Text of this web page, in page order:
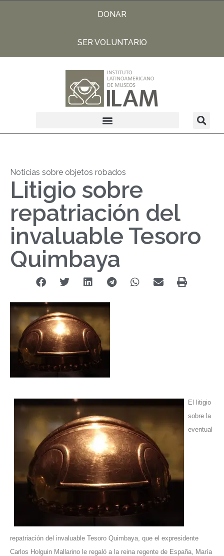
DONAR
SER VOLUNTARIO
Noticias sobre objetos robados
Litigio sobre
repatriación del
invaluable Tesoro
Quimbaya
El litigio
sobre la
eventual
repatriación del invaluable Tesoro Quimbaya, que el expresidente
Carlos Holguin Mallarino le regaló a la reina regente de España, María